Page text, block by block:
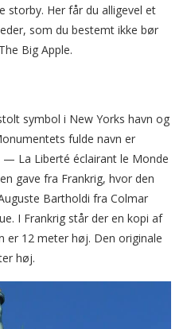
storby. Her får du alligevel et
som du bestemt ikke bør
Big Apple.
symbol i New Yorks havn og
fulde navn er
— La Liberté éclairant le Monde
gave fra Frankrig, hvor den
Bartholdi fra Colmar
I Frankrig står der en kopi af
er 12 meter høj. Den originale
høj.